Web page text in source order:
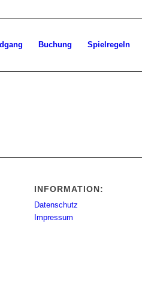
Buchung Spielregeln
INFORMATION:
Datenschutz
Impressum